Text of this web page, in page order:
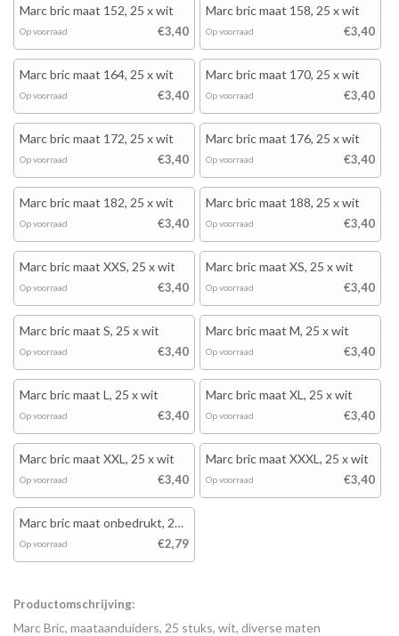
Marc bric maat 152, 25 x wit
€3,40
Op voorraad
Marc bric maat 158, 25 x wit
€3,40
Op voorraad
Marc bric maat 164, 25 x wit
€3,40
Op voorraad
Marc bric maat 170, 25 x wit
€3,40
Op voorraad
Marc bric maat 172, 25 x wit
€3,40
Op voorraad
Marc bric maat 176, 25 x wit
€3,40
Op voorraad
Marc bric maat 182, 25 x wit
€3,40
Op voorraad
Marc bric maat 188, 25 x wit
€3,40
Op voorraad
Marc bric maat XXS, 25 x wit
€3,40
Op voorraad
Marc bric maat XS, 25 x wit
€3,40
Op voorraad
Marc bric maat S, 25 x wit
€3,40
Op voorraad
Marc bric maat M, 25 x wit
€3,40
Op voorraad
Marc bric maat L, 25 x wit
€3,40
Op voorraad
Marc bric maat XL, 25 x wit
€3,40
Op voorraad
Marc bric maat XXL, 25 x wit
€3,40
Op voorraad
Marc bric maat XXXL, 25 x wit
€3,40
Op voorraad
Marc bric maat onbedrukt, 25
x wit
€2,79
Op voorraad
Productomschrijving:
Marc Bric, maataanduiders, 25 stuks, wit, diverse maten